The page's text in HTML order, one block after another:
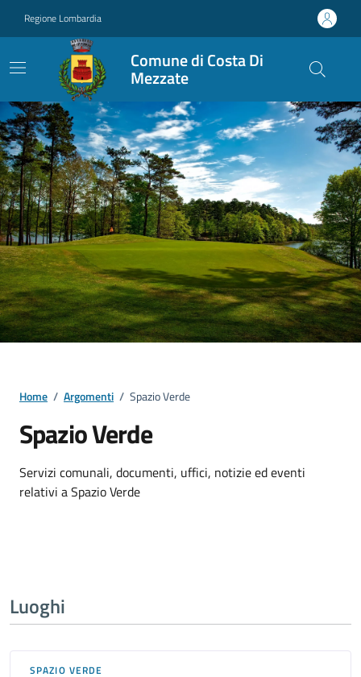
Regione Lombardia
Comune di Costa Di
Mezzate
Home / Argomenti / Spazio Verde
Spazio Verde
Dettagli della notizia
Servizi comunali, documenti, uffici, notizie ed eventi
relativi a Spazio Verde
Luoghi
SPAZIO VERDE